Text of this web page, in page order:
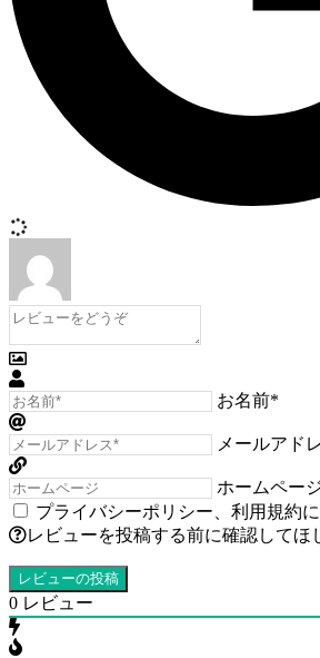
お名前*
メールアド
ホームペー
プライバシーポリシー
利用規約
レビューを投稿する前に確認してほ
0 レビュー